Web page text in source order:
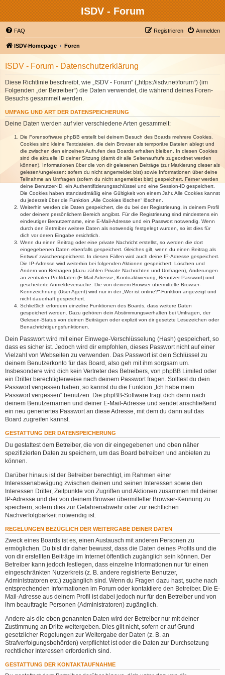
ISDV - Forum
FAQ Anmelden
Registrieren
ISDV-Homepage Foren
ISDV - Forum - Datenschutzerklärung
Diese Richtlinie beschreibt, wie „ISDV - Forum“ („https://isdv.net/forum“) (im
Folgenden „der Betreiber“) die Daten verwendet, die während deines Foren-
Besuchs gesammelt werden.
UMFANG UND ART DER DATENSPEICHERUNG
Deine Daten werden auf vier verschiedene Arten gesammelt:
Die Forensoftware phpBB erstellt bei deinem Besuch des Boards mehrere Cookies.
Cookies sind kleine Textdateien, die dein Browser als temporäre Dateien ablegt und
die zwischen den einzelnen Aufrufen des Boards erhalten bleiben. In diesen Cookies
sind die aktuelle ID deiner Sitzung (damit dir alle Seitenaufrufe zugeordnet werden
können), Informationen über die von dir gelesenen Beiträge (zur Markierung dieser als
gelesen/ungelesen; sofern du nicht angemeldet bist) sowie Informationen über deine
Teilnahme an Umfragen (sofern du nicht angemeldet bist) gespeichert. Ferner werden
deine Benutzer-ID, ein Authentifizierungsschlüssel und eine Session-ID gespeichert.
Die Cookies haben standardmäßig eine Gültigkeit von einem Jahr. Alle Cookies kannst
du jederzeit über die Funktion „Alle Cookies löschen“ löschen.
Weiterhin werden die Daten gespeichert, die du bei der Registrierung, in deinem Profil
oder deinem persönlichem Bereich angibst. Für die Registrierung sind mindestens ein
eindeutiger Benutzername, eine E-Mail-Adresse und ein Passwort notwendig. Wenn
durch den Betreiber weitere Daten als notwendig festgelegt wurden, so ist dies für
dich vor deren Eingabe ersichtlich.
Wenn du einen Beitrag oder eine private Nachricht erstellst, so werden die dort
eingegebenen Daten ebenfalls gespeichert. Gleiches gilt, wenn du einen Beitrag als
Entwurf zwischenspeicherst. In diesen Fällen wird auch deine IP-Adresse gespeichert.
Die IP-Adresse wird weiterhin bei folgenden Aktionen gespeichert: Löschen und
Ändern von Beiträgen (dazu zählen Private Nachrichten und Umfragen), Änderungen
an zentralen Profildaten (E-Mail-Adresse, Kontoaktivierung, Benutzer-Passwort) und
gescheiterte Anmeldeversuche. Die von deinem Browser übermittelte Browser-
Kennzeichnung (User Agent) wird nur in der „Wer ist online?“-Funktion angezeigt und
nicht dauerhaft gespeichert.
Schließlich erfordern einzelne Funktionen des Boards, dass weitere Daten
gespeichert werden. Dazu gehören dein Abstimmungsverhalten bei Umfragen, der
Gelesen-Status von deinen Beiträgen oder explizit von dir gesetzte Lesezeichen oder
Benachrichtigungsfunktionen.
Dein Passwort wird mit einer Einwege-Verschlüsselung (Hash) gespeichert, so
dass es sicher ist. Jedoch wird dir empfohlen, dieses Passwort nicht auf einer
Vielzahl von Webseiten zu verwenden. Das Passwort ist dein Schlüssel zu
deinem Benutzerkonto für das Board, also geh mit ihm sorgsam um.
Insbesondere wird dich kein Vertreter des Betreibers, von phpBB Limited oder
ein Dritter berechtigterweise nach deinem Passwort fragen. Solltest du dein
Passwort vergessen haben, so kannst du die Funktion „Ich habe mein
Passwort vergessen“ benutzen. Die phpBB-Software fragt dich dann nach
deinem Benutzernamen und deiner E-Mail-Adresse und sendet anschließend
ein neu generiertes Passwort an diese Adresse, mit dem du dann auf das
Board zugreifen kannst.
GESTATTUNG DER DATENSPEICHERUNG
Du gestattest dem Betreiber, die von dir eingegebenen und oben näher
spezifizierten Daten zu speichern, um das Board betreiben und anbieten zu
können.
Darüber hinaus ist der Betreiber berechtigt, im Rahmen einer
Interessenabwägung zwischen deinen und seinen Interessen sowie den
Interessen Dritter, Zeitpunkte von Zugriffen und Aktionen zusammen mit deiner
IP-Adresse und der von deinem Browser übermittelter Browser-Kennung zu
speichern, sofern dies zur Gefahrenabwehr oder zur rechtlichen
Nachverfolgbarkeit notwendig ist.
REGELUNGEN BEZÜGLICH DER WEITERGABE DEINER DATEN
Zweck eines Boards ist es, einen Austausch mit anderen Personen zu
ermöglichen. Du bist dir daher bewusst, dass die Daten deines Profils und die
von dir erstellten Beiträge im Internet öffentlich zugänglich sein können. Der
Betreiber kann jedoch festlegen, dass einzelne Informationen nur für einen
eingeschränkten Nutzerkreis (z. B. andere registrierte Benutzer,
Administratoren etc.) zugänglich sind. Wenn du Fragen dazu hast, suche nach
entsprechenden Informationen im Forum oder kontaktiere den Betreiber. Die E-
Mail-Adresse aus deinem Profil ist dabei jedoch nur für den Betreiber und von
ihm beauftragte Personen (Administratoren) zugänglich.
Andere als die oben genannten Daten wird der Betreiber nur mit deiner
Zustimmung an Dritte weitergeben. Dies gilt nicht, sofern er auf Grund
gesetzlicher Regelungen zur Weitergabe der Daten (z. B. an
Strafverfolgungsbehörden) verpflichtet ist oder die Daten zur Durchsetzung
rechtlicher Interessen erforderlich sind.
GESTATTUNG DER KONTAKTAUFNAHME